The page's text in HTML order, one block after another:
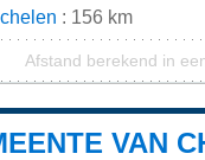
: 156 km
Afstand berekend in
VAN